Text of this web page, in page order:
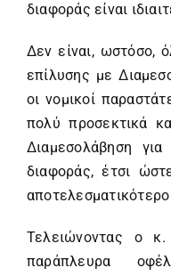
διαφοράς είναι
Δεν είναι, ωστόσο,
επίλυσης με
οι νομικοί
πολύ προσεκτικά
Διαμεσολάβηση
διαφοράς, έτσι
Τελειώνοντας ο
παράπλευρα